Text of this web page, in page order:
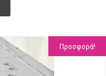
Προσφορά!